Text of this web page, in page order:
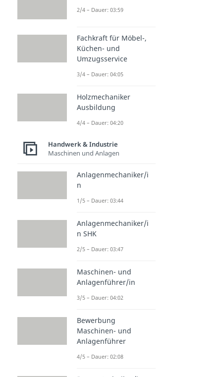
2/4 – Dauer: 03:59
Fachkraft für Möbel-,
Küchen- und
Umzugsservice
3/4 – Dauer: 04:05
Holzmechaniker
Ausbildung
4/4 – Dauer: 04:20
Handwerk & Industrie
Maschinen und Anlagen
Anlagenmechaniker/i
n
1/5 – Dauer: 03:44
Anlagenmechaniker/i
n SHK
2/5 – Dauer: 03:47
Maschinen- und
Anlagenführer/in
3/5 – Dauer: 04:02
Bewerbung
Maschinen- und
Anlagenführer
4/5 – Dauer: 02:08